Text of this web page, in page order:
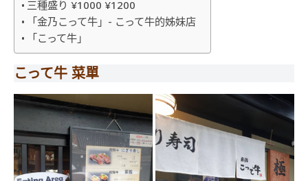
三種盛り ¥1000 ¥1200
「金乃こって牛」- こって牛的姊妹店
「こって牛」
こって牛 菜單